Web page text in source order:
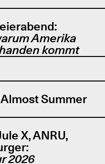
Amerika
kommt
Summer
X, ANRU,
2026